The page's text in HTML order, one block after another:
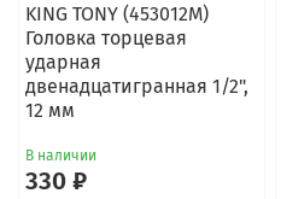
KING TONY (453012M)
Головка торцевая
ударная
двенадцатигранная 1/2",
12 мм
В наличии
330 ₽